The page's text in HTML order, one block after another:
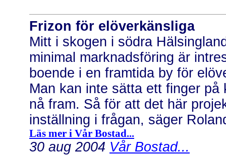
Frizon för elöverkänsliga
Mitt i skogen i södra
minimal marknadsföring är
boende i en framtida by för
Man kan inte sätta ett finger
nå fram. Så för att det här
inställning i frågan, säger
Läs mer i Vår Bostad...
30 aug 2004 Vår Bostad...